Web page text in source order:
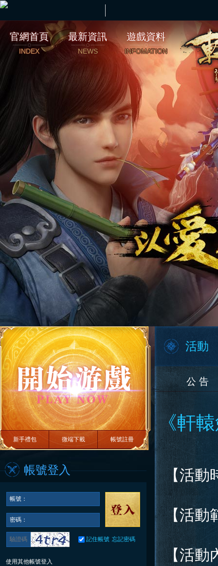
官網首頁
INDEX
最新資訊
NEWS
遊戲資料
INFOMATION
新手禮包 微端下載 帳號註冊
帳號登入
帳號：
密碼：
忘記密碼
記住帳號
使用其他帳號登入
活動
公 告
《軒
【活動
【活動
【活動